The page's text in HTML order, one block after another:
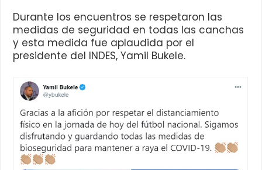
Durante los encuentros se respetaron las
medidas de seguridad en todas las canchas
y esta medida fue aplaudida por el
presidente del INDES, Yamil Bukele.